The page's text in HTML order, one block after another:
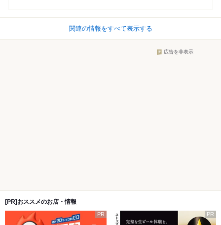
関連の情報をすべて表示する
広告を非表示
[PR]おススメのお店・情報
PR PR